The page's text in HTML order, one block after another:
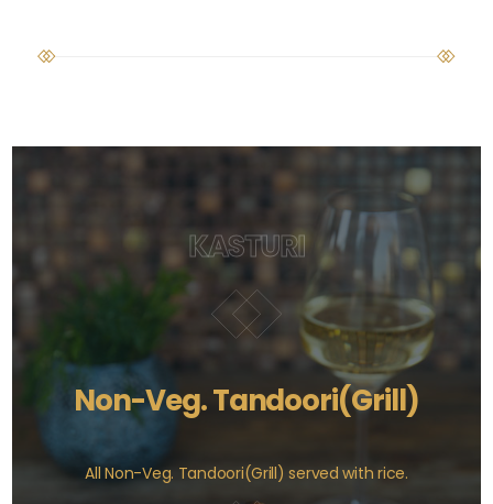
KASTURI
Non-Veg. Tandoori(Grill)
All Non-Veg. Tandoori(Grill) served with rice.